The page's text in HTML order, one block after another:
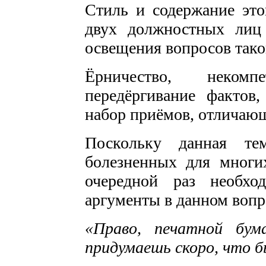
Стиль и содержание
двух должностных
освещения вопросов
Ёрничество,
передёргивание
набор приёмов,
Поскольку данная
болезненных для
очередной раз
аргументы в данном
«Право, печатной
придумаешь скоро, что